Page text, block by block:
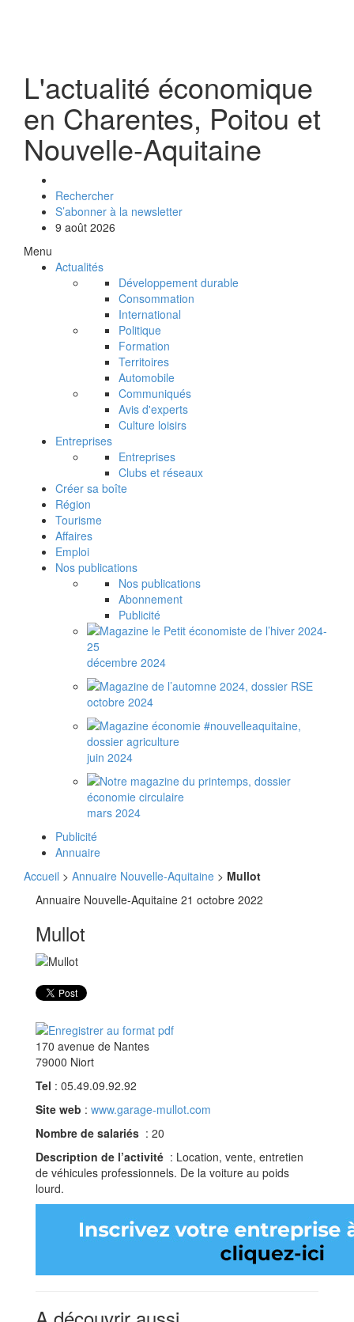
L'actualité économique
en Charentes, Poitou et
Nouvelle-Aquitaine
Rechercher
S’abonner à la newsletter
9 août 2026
Menu
Actualités
Développement durable
Consommation
International
Politique
Formation
Territoires
Automobile
Communiqués
Avis d'experts
Culture loisirs
Entreprises
Entreprises
Clubs et réseaux
Créer sa boîte
Région
Tourisme
Affaires
Emploi
Nos publications
Nos publications
Abonnement
Publicité
décembre 2024
octobre 2024
juin 2024
mars 2024
Publicité
Annuaire
Accueil > Annuaire Nouvelle-Aquitaine > Mullot
Annuaire Nouvelle-Aquitaine 21 octobre 2022
Mullot
170 avenue de Nantes
79000 Niort
Tel : 05.49.09.92.92
Site web : www.garage-mullot.com
Nombre de salariés : 20
Description de l’activité : Location, vente, entretien
de véhicules professionnels. De la voiture au poids
lourd.